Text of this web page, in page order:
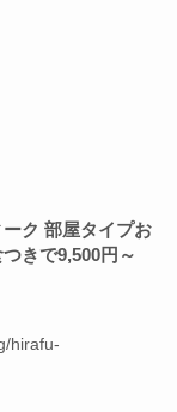
ク 部屋タイプお
きで9,500円～
hirafu-